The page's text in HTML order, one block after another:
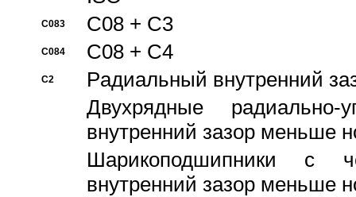
C083 C08 + C3
C084 C08 + C4
C2
Pадиальный внутренний
Двухрядные радиально-
внутренний зазор меньше
Шарикоподшипники с
внутренний зазор меньше